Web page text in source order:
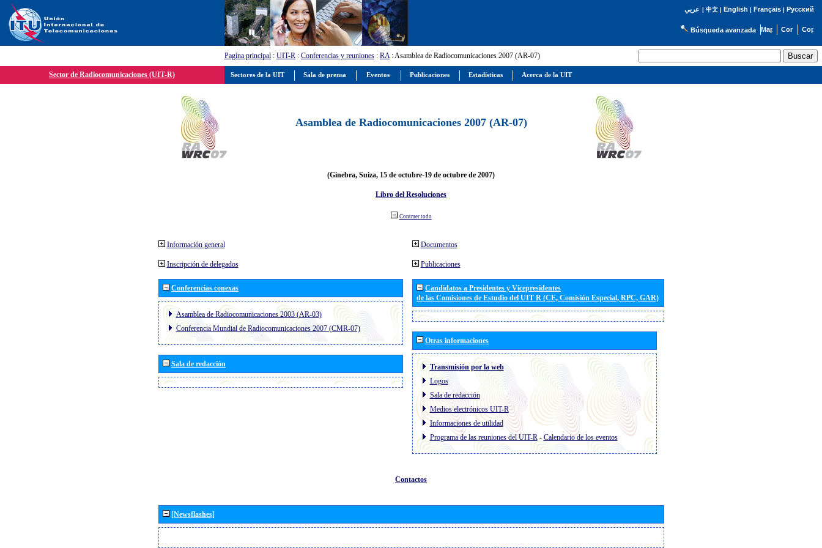
عربي | 中文| English | Français| Русский
Búsqueda avanzada
Pagína principal : UIT-R : Conferencias y reuniones : RA: Asamblea de Radiocomunicaciones 2007 (AR-07)
Sector de Radiocomunicaciones (UIT-R)
Asamblea de Radiocomunicaciones 2007 (AR-07)
(Ginebra, Suiza, 15 de octubre-19 de octubre de 2007)
Libro del Resoluciones
Contraer todo
Información general
Inscripción de delegados
Conferencias conexas
Asamblea de Radiocomunicaciones 2003 (AR-03)
Conferencia Mundial de Radiocomunicaciones 2007 (CMR-07)
Sala de redacción
Documentos
Publicaciones
Candidatos a Presidentes y Vicepresidentes
de las Comisiones de Estudio del UIT R (CE, Comisión Especial, RPC, GAR)
Otras informaciones
Transmisión por la web
Logos
Sala de redacción
Medios electrónicos UIT-R
Informaciones de utilidad
Programa de las reuniones del UIT-R- Calendario de los eventos
Contactos
[Newsflashes]
Sectores de la UIT Sala de prensa Eventos Publicaciones Estadísticas Acerca de la UIT